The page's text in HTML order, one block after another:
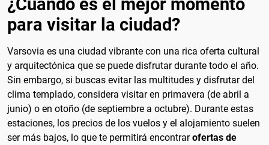
¿Cuándo es el mejor momento
para visitar la ciudad?
Varsovia es una ciudad vibrante con una rica oferta cultural
y arquitectónica que se puede disfrutar durante todo el año.
Sin embargo, si buscas evitar las multitudes y disfrutar del
clima templado, considera visitar en primavera (de abril a
junio) o en otoño (de septiembre a octubre). Durante estas
estaciones, los precios de los vuelos y el alojamiento suelen
ser más bajos, lo que te permitirá encontrarofertas de